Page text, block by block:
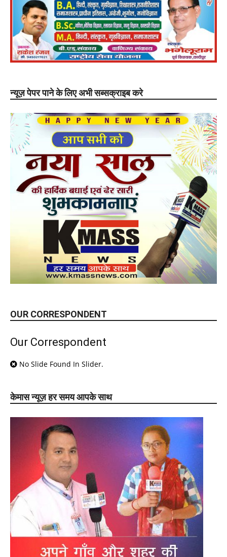
न्यूज़ पेपर पाने के लिए अभी सब्सक्राइब करे
OUR CORRESPONDENT
Our Correspondent
No Slide Found In Slider.
केमास न्यूज़ हर समय आपके साथ